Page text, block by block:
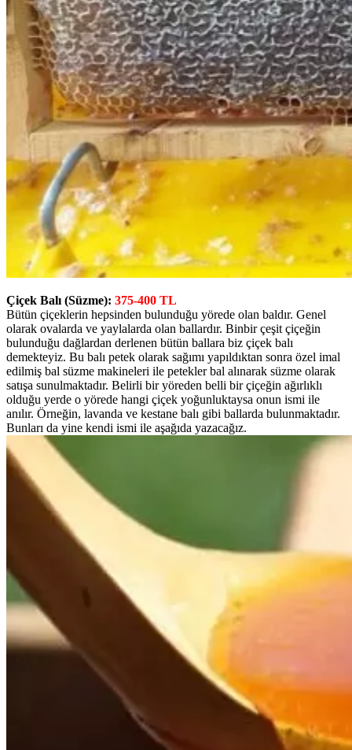
Çiçek Balı (Süzme): 375-400 TL
Bütün çiçeklerin hepsinden bulunduğu yörede olan baldır. Genel
olarak ovalarda ve yaylalarda olan ballardır. Binbir çeşit çiçeğin
bulunduğu dağlardan derlenen bütün ballara biz çiçek balı
demekteyiz. Bu balı petek olarak sağımı yapıldıktan sonra özel imal
edilmiş bal süzme makineleri ile petekler bal alınarak süzme olarak
satışa sunulmaktadır. Belirli bir yöreden belli bir çiçeğin ağırlıklı
olduğu yerde o yörede hangi çiçek yoğunluktaysa onun ismi ile
anılır. Örneğin, lavanda ve kestane balı gibi ballarda bulunmaktadır.
Bunları da yine kendi ismi ile aşağıda yazacağız.